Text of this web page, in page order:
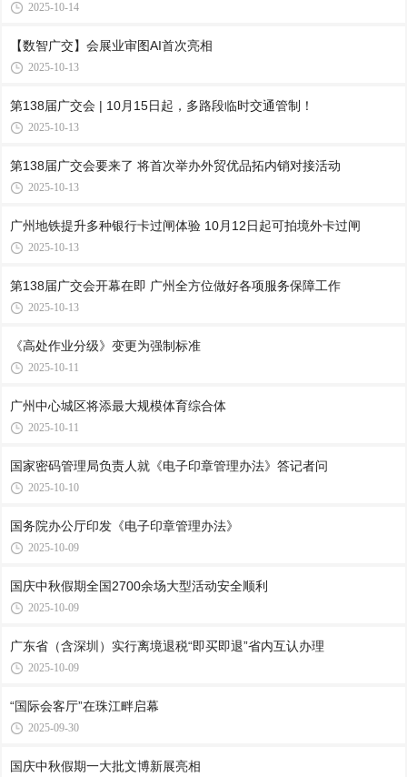
2025-10-14
【数智广交】会展业审图AI首次亮相
2025-10-13
第138届广交会 | 10月15日起，多路段临时交通管制！
2025-10-13
第138届广交会要来了 将首次举办外贸优品拓内销对接活动
2025-10-13
广州地铁提升多种银行卡过闸体验 10月12日起可拍境外卡过闸
2025-10-13
第138届广交会开幕在即 广州全方位做好各项服务保障工作
2025-10-13
《高处作业分级》变更为强制标准
2025-10-11
广州中心城区将添最大规模体育综合体
2025-10-11
国家密码管理局负责人就《电子印章管理办法》答记者问
2025-10-10
国务院办公厅印发《电子印章管理办法》
2025-10-09
国庆中秋假期全国2700余场大型活动安全顺利
2025-10-09
广东省（含深圳）实行离境退税“即买即退”省内互认办理
2025-10-09
“国际会客厅”在珠江畔启幕
2025-09-30
国庆中秋假期一大批文博新展亮相